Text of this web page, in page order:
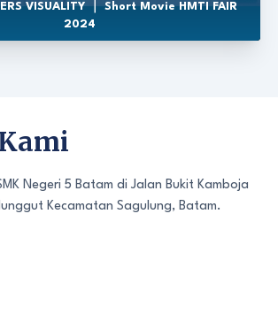
VISUALITY ｜ Short Movie HMTI FAIR
2024
Negeri 5 Batam di Jalan Bukit Kamboja
Kecamatan Sagulung, Batam.